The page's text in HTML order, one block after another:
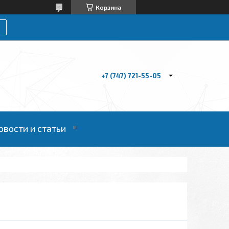
Корзина
+7 (747) 721-55-05
и статьи